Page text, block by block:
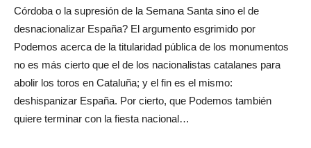
Córdoba o la supresión de la Semana Santa sino el de
desnacionalizar España? El argumento esgrimido por
Podemos acerca de la titularidad pública de los monumentos
no es más cierto que el de los nacionalistas catalanes para
abolir los toros en Cataluña; y el fin es el mismo:
deshispanizar España. Por cierto, que Podemos también
quiere terminar con la fiesta nacional…